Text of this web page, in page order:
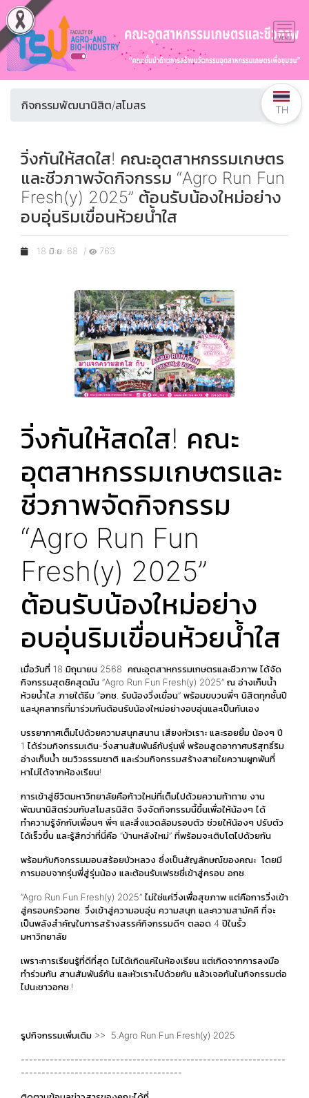
กิจกรรมพัฒนานิสิต/สโมสร
วิ่งกันให้สดใส! คณะอุตสาหกรรมเกษตร
และชีวภาพจัดกิจกรรม “Agro Run Fun
Fresh(y) 2025” ต้อนรับน้องใหม่อย่าง
อบอุ่นริมเขื่อนห้วยน้ำใส
18 มิ.ย. 68 / 763
วิ่งกันให้สดใส! คณะ
อุตสาหกรรมเกษตรและ
ชีวภาพจัดกิจกรรม
“Agro Run Fun
Fresh(y) 2025”
ต้อนรับน้องใหม่อย่าง
อบอุ่นริมเขื่อนห้วยน้ำใส
เมื่อวันที่ 18 มิถุนายน 2568 คณะอุตสาหกรรมเกษตรและชีวภาพ ได้จัด
กิจกรรมสุดชิคสุดมัน “Agro Run Fun Fresh(y) 2025” ณ อ่างเก็บน้ำ
ห้วยน้ำใส ภายใต้ธีม “อกช. รับน้องวิ่งเขื่อน” พร้อมขบวนพี่ๆ นิสิตทุกชั้นปี
และบุคลากรที่มาร่วมกันต้อนรับน้องใหม่อย่างอบอุ่นและเป็นกันเอง
บรรยากาศเต็มไปด้วยความสนุกสนาน เสียงหัวเราะ และรอยยิ้ม น้องๆ ปี
1 ได้ร่วมกิจกรรมเดิน-วิ่งสานสัมพันธ์กับรุ่นพี่ พร้อมสูดอากาศบริสุทธิ์ริม
อ่างเก็บน้ำ ชมวิวธรรมชาติ และร่วมกิจกรรมสร้างสายใยความผูกพันที่
หาไม่ได้จากห้องเรียน!
การเข้าสู่ชีวิตมหาวิทยาลัยคือก้าวใหม่ที่เต็มไปด้วยความท้าทาย งาน
พัฒนานิสิตร่วมกับสโมสรนิสิต จึงจัดกิจกรรมนี้ขึ้นเพื่อให้น้องๆ ได้
ทำความรู้จักกับเพื่อนๆ พี่ๆ และสิ่งแวดล้อมรอบตัว ช่วยให้น้องๆ ปรับตัว
ได้เร็วขึ้น และรู้สึกว่าที่นี่คือ “บ้านหลังใหม่” ที่พร้อมจะเติบโตไปด้วยกัน
พร้อมกับกิจกรรมมอบสร้อยบัวหลวง ซึ่งเป็นสัญลักษณ์ของคณะ โดยมี
การมอบจากรุ่นพี่สู่รุ่นน้อง และต้อนรับเฟรชชี่เข้าสู่ครอบ อกช.
“Agro Run Fun Fresh(y) 2025” ไม่ใช่แค่วิ่งเพื่อสุขภาพ แต่คือการวิ่งเข้า
สู่ครอบครัวอกช. วิ่งเข้าสู่ความอบอุ่น ความสนุก และความสามัคคี ที่จะ
เป็นพลังสำคัญในการสร้างสรรค์กิจกรรมดีๆ ตลอด 4 ปีในรั้ว
มหาวิทยาลัย
เพราะการเรียนรู้ที่ดีที่สุด ไม่ได้เกิดแค่ในห้องเรียน แต่เกิดจากการลงมือ
ทำร่วมกัน สานสัมพันธ์กัน และหัวเราะไปด้วยกัน แล้วเจอกันในกิจกรรมต่อ
ไปนะชาวอกช.!
รูปกิจกรรมเพิ่มเติม >> 5.Agro Run Fun Fresh(y) 2025
----------------------------------------------------------------
---------------------------------------
TH